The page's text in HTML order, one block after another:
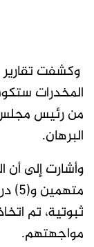
وكشفت تقارير
المخدرات
من رئيس مجلس
البرهان.
ثبوتية، تم
مواجهتهم.